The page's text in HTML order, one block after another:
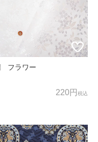
良物町362 株式会社ノム
257-7781
フラワー
220円 税込